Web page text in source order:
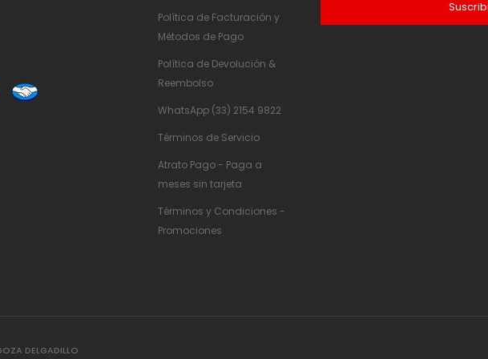
Política de Facturación y
Métodos de Pago
Política de Devolución &
Reembolso
WhatsApp (33) 2154 9822
Términos de Servicio
Atrato Pago - Paga a
meses sin tarjeta
Términos y Condiciones -
Promociones
DELGADILLO